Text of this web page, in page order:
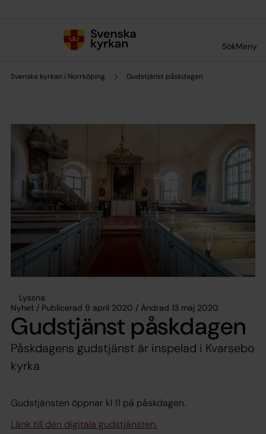
SökMeny
Svenska kyrkan i Norrköping Gudstjänst påskdagen
Lyssna
Nyhet / Publicerad 9 april 2020 / Ändrad 13 maj 2020
Gudstjänst påskdagen
Påskdagens gudstjänst är inspelad i Kvarsebo
kyrka
Gudstjänsten öppnar kl 11 på påskdagen.
Länk till den digitala gudstjänsten.